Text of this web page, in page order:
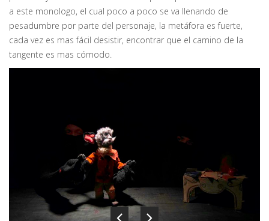
a este monologo, el cual poco a poco se va llenando de
pesadumbre por parte del personaje, la metáfora es fuerte,
cada vez es mas fácil desistir, encontrar que el camino de la
tangente es mas cómodo.